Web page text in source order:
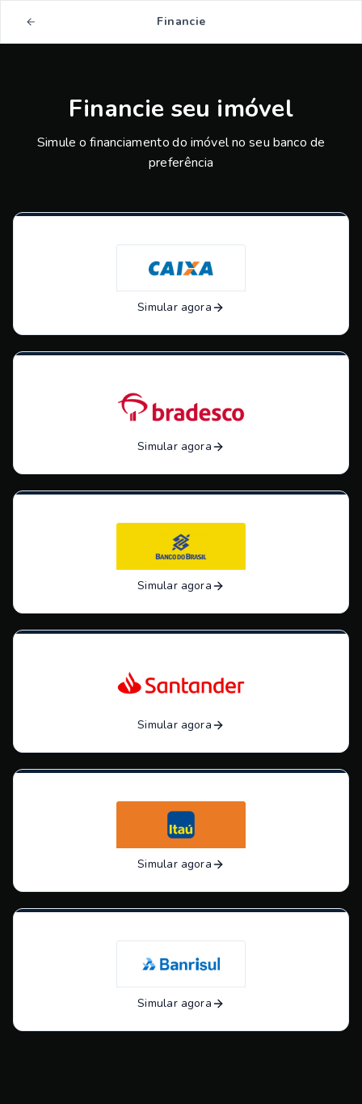
Financie
Financie seu imóvel
Simule o financiamento do imóvel no seu banco de
preferência
Simular agora
Simular agora
Simular agora
Simular agora
Simular agora
Simular agora